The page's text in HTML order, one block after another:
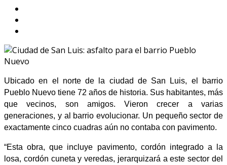
Ubicado en el norte de la ciudad de San Luis, el barrio
Pueblo Nuevo tiene 72 años de historia. Sus habitantes, más
que vecinos, son amigos. Vieron crecer a varias
generaciones, y al barrio evolucionar. Un pequeño sector de
exactamente cinco cuadras aún no contaba con pavimento.
“Esta obra, que incluye pavimento, cordón integrado a la
losa, cordón cuneta y veredas, jerarquizará a este sector del